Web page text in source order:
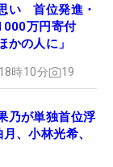
い 首位発進・
万円寄付
かの人に」
時10分 19
乃が単独首位浮
、小林光希、